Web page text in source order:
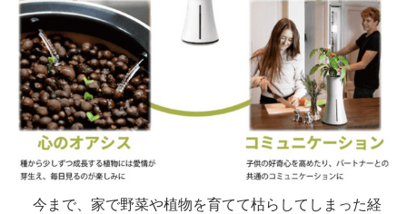
今まで、家で野菜や植物を育てて枯らしてしまった経